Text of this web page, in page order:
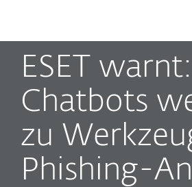
ESET
Chatbots
zu
Phishing-